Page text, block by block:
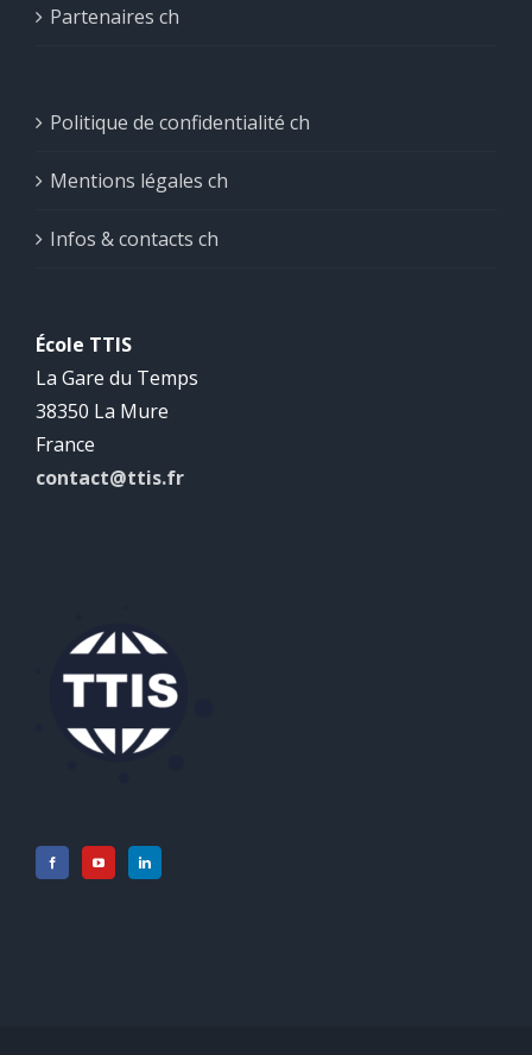
Partenaires ch
Politique de confidentialité ch
Mentions légales ch
Infos & contacts ch
École TTIS
La Gare du Temps
38350 La Mure
France
contact@ttis.fr